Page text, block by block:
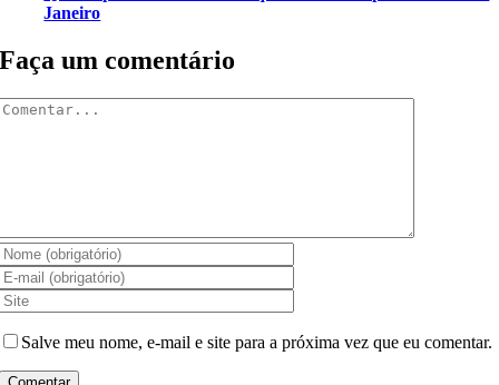
Janeiro
Faça um comentário
Salve meu nome, e-mail e site para a próxima vez que eu comentar.